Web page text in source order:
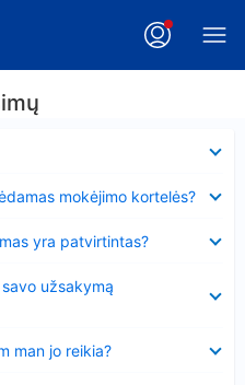
mokėjimo kortelės?
yra patvirtintas?
užsakymą
man jo reikia?